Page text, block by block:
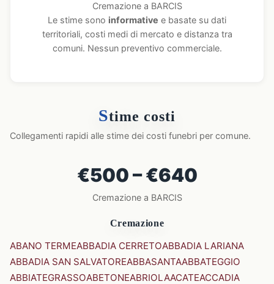
Cremazione a BARCIS
Le stime sono informative e basate su dati
territoriali, costi medi di mercato e distanza tra
comuni. Nessun preventivo commerciale.
Stime costi
Collegamenti rapidi alle stime dei costi funebri per comune.
€500 – €640
Cremazione a BARCIS
Cremazione
ABANO TERMEABBADIA CERRETOABBADIA LARIANA
ABBADIA SAN SALVATOREABBASANTAABBATEGGIO
ABBIATEGRASSOABETONEABRIOLAACATEACCADIA